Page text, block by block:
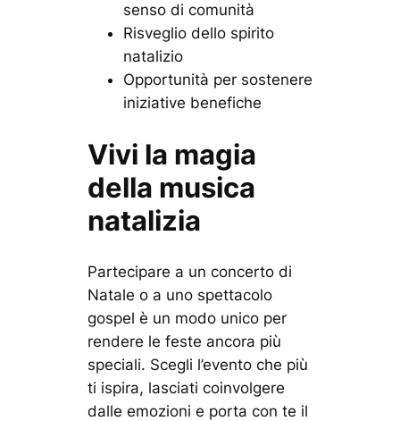
senso di comunità
Risveglio dello spirito
natalizio
Opportunità per sostenere
iniziative benefiche
Vivi la magia
della musica
natalizia
Partecipare a un concerto di
Natale o a uno spettacolo
gospel è un modo unico per
rendere le feste ancora più
speciali. Scegli l’evento che più
ti ispira, lasciati coinvolgere
dalle emozioni e porta con te il